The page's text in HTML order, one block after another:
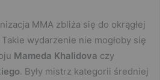
MMA zbliża się do okrągłej
wydarzenie nie mogłoby się
Mameda Khalidova czy
. Były mistrz kategorii średniej